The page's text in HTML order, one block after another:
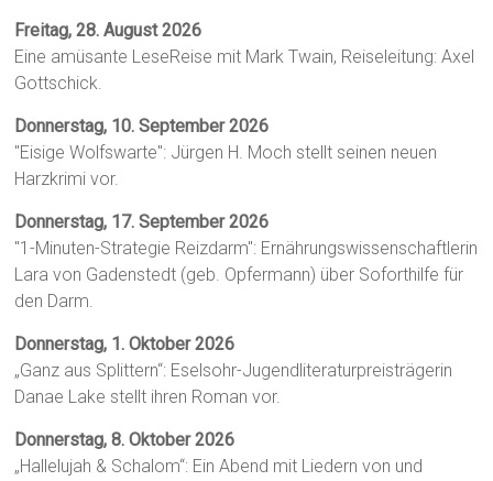
Freitag, 28. August 2026
Eine amüsante LeseReise mit Mark Twain, Reiseleitung: Axel
Gottschick.
Donnerstag, 10. September 2026
"Eisige Wolfswarte": Jürgen H. Moch stellt seinen neuen
Harzkrimi vor.
Donnerstag, 17. September 2026
"1-Minuten-Strategie Reizdarm": Ernährungswissenschaftlerin
Lara von Gadenstedt (geb. Opfermann) über Soforthilfe für
den Darm.
Donnerstag, 1. Oktober 2026
„Ganz aus Splittern“: Eselsohr-Jugendliteraturpreisträgerin
Danae Lake stellt ihren Roman vor.
Donnerstag, 8. Oktober 2026
„Hallelujah & Schalom“: Ein Abend mit Liedern von und